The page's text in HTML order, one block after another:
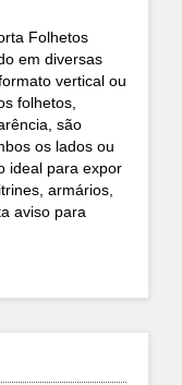
Folhetos
em diversas
vertical ou
folhetos,
são
os lados ou
ideal para expor
armários,
aviso para